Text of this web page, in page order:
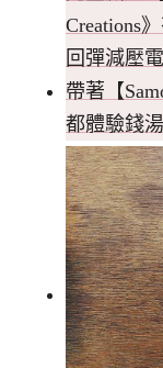
Creations
回彈減壓
帶著【
都體驗錢